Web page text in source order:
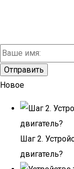
Новое
Шаг 2.
двигатель?